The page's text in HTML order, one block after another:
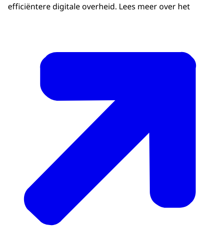
efficiëntere digitale overheid. Lees meer over het